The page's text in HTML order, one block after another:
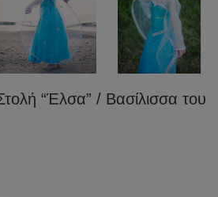
“Έλσα” / Βασίλισσα του